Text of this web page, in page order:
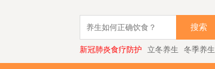
搜索
新冠肺炎食疗防护 立冬养生 冬季养生